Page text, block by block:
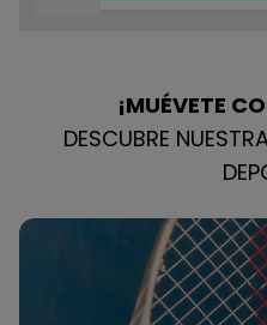
¡MUÉVETE
DESCUBRE